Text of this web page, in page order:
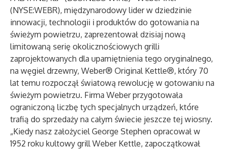
(NYSE:WEBR), międzynarodowy lider w dziedzinie
innowacji, technologii i produktów do gotowania na
świeżym powietrzu, zaprezentował dzisiaj nową
limitowaną serię okolicznościowych grilli
zaprojektowanych dla upamiętnienia tego oryginalnego,
na węgiel drzewny, Weber® Original Kettle®, który 70
lat temu rozpoczął światową rewolucję w gotowaniu na
świeżym powietrzu. Firma Weber przygotowała
ograniczoną liczbę tych specjalnych urządzeń, które
trafią do sprzedaży na całym świecie jeszcze tej wiosny.
„Kiedy nasz założyciel George Stephen opracował w
1952 roku kultowy grill Weber Kettle, zapoczątkował